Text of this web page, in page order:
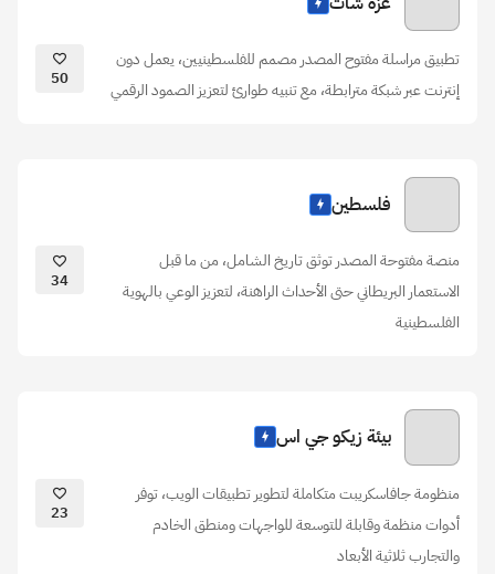
تطبيق مراسلة مفتوح المصدر مصمم للفلسطينيين، يعمل دون
إنترنت عبر شبكة مترابطة، مع تنبيه طوارئ لتعزيز الصمود الرقمي
50
فلسطين
منصة مفتوحة المصدر توثق تاريخ الشامل، من ما قبل
الاستعمار البريطاني حتى الأحداث الراهنة، لتعزيز الوعي بالهوية
الفلسطينية
34
بيئة زيكو جي اس
منظومة جافاسكريبت متكاملة لتطوير تطبيقات الويب، توفر
أدوات منظمة وقابلة للتوسعة للواجهات ومنطق الخادم
والتجارب ثلاثية الأبعاد
23